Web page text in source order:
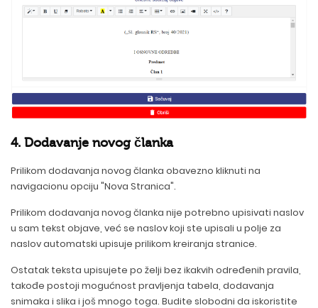
4. Dodavanje novog članka
Prilikom dodavanja novog članka obavezno kliknuti na
navigacionu opciju "Nova Stranica".
Prilikom dodavanja novog članka nije potrebno upisivati naslov
u sam tekst objave, već se naslov koji ste upisali u polje za
naslov automatski upisuje prilikom kreiranja stranice.
Ostatak teksta upisujete po želji bez ikakvih određenih pravila,
takođe postoji mogućnost pravljenja tabela, dodavanja
snimaka i slika i još mnogo toga. Budite slobodni da iskoristite